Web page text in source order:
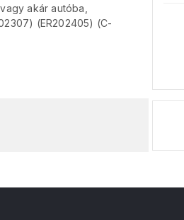
akár autóba,
(ER202405) (C-